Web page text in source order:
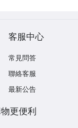
客服中心
常見問答
聯絡客服
最新公告
更便利